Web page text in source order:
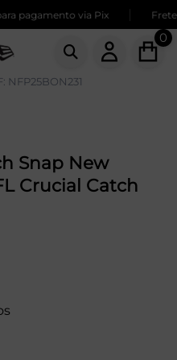
pagamento via Pix Frete
0
NFP25BON231
Snap New
Crucial Catch